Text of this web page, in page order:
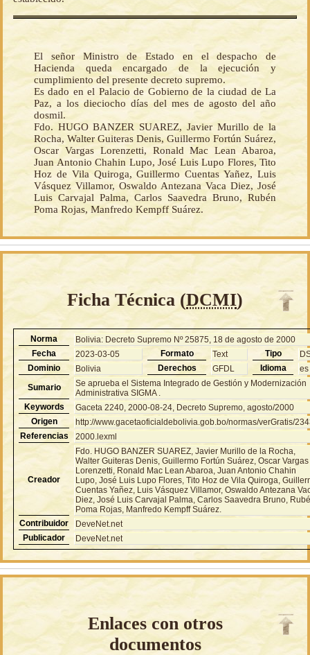
El señor Ministro de Estado en el despacho de
Hacienda queda encargado de la ejecución y
cumplimiento del presente decreto supremo.
Es dado en el Palacio de Gobierno de la ciudad de La
Paz, a los dieciocho días del mes de agosto del año
dosmil.
Fdo. HUGO BANZER SUAREZ, Javier Murillo de la
Rocha, Walter Guiteras Denis, Guillermo Fortún Suárez,
Oscar Vargas Lorenzetti, Ronald Mac Lean Abaroa,
Juan Antonio Chahin Lupo, José Luis Lupo Flores, Tito
Hoz de Vila Quiroga, Guillermo Cuentas Yañez, Luis
Vásquez Villamor, Oswaldo Antezana Vaca Diez, José
Luis Carvajal Palma, Carlos Saavedra Bruno, Rubén
Poma Rojas, Manfredo Kempff Suárez.
Ficha Técnica (DCMI)
Norma
Bolivia: Decreto Supremo Nº 25875, 18 de agosto de 2000
Fecha
2023-03-05 Formato Text Tipo
Dominio
Bolivia Derechos GFDL Idioma
es
Sumario
Se aprueba el Sistema Integrado de Gestión y Modernización
Administrativa SIGMA .
Keywords
Gaceta 2240, 2000-08-24, Decreto Supremo, agosto/2000
Origen
http://www.gacetaoficialdebolivia.gob.bo/normas/verGratis/
Referencias
2000.lexml
Creador
Fdo. HUGO BANZER SUAREZ, Javier Murillo de la Rocha,
Walter Guiteras Denis, Guillermo Fortún Suárez, Oscar Vargas
Lorenzetti, Ronald Mac Lean Abaroa, Juan Antonio Chahin
Lupo, José Luis Lupo Flores, Tito Hoz de Vila Quiroga,
Cuentas Yañez, Luis Vásquez Villamor, Oswaldo Antezana
Diez, José Luis Carvajal Palma, Carlos Saavedra Bruno,
Poma Rojas, Manfredo Kempff Suárez.
Contribuidor
DeveNet.net
Publicador
DeveNet.net
Enlaces con otros
documentos